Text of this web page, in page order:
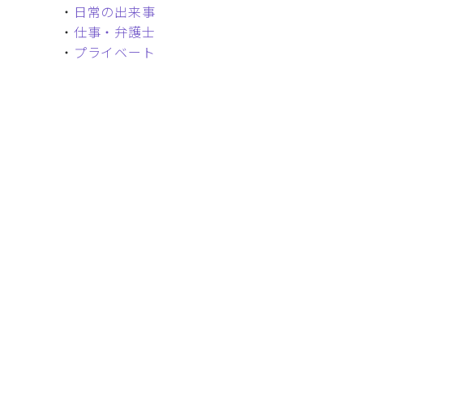
・ 日常の出来事
・ 仕事・弁護士
・ プライベート